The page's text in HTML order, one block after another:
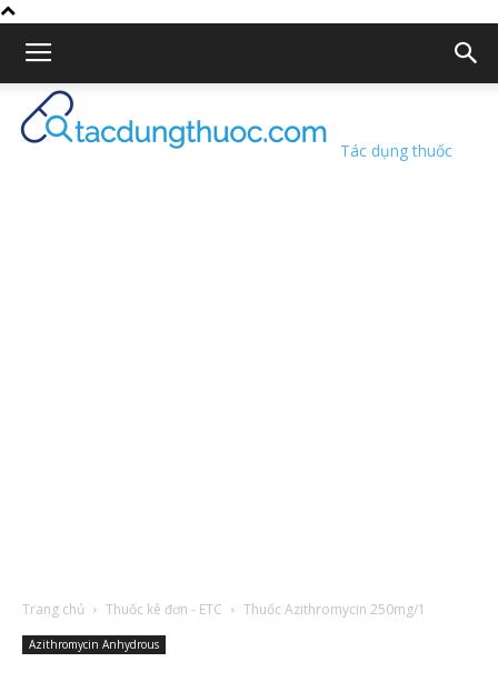
Tác dụng thuốc
Trang chủ Thuốc kê đơn - ETC Thuốc Azithromycin 250mg/1
Azithromycin Anhydrous